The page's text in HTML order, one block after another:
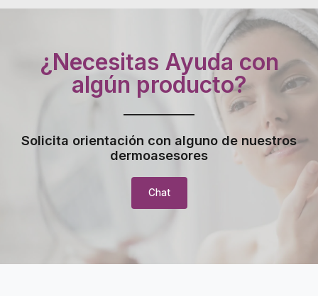
¿Necesitas Ayuda con
algún producto?
Solicita orientación con alguno de nuestros
dermoasesores
Chat